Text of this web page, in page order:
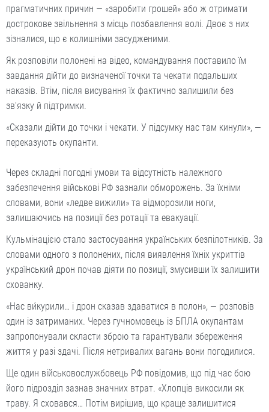
прагматичних причин — «заробити грошей» або ж отримати
дострокове звільнення з місць позбавлення волі. Двоє з них
зізналися, що є колишніми засудженими.
Як розповіли полонені на відео, командування поставило їм
завдання дійти до визначеної точки та чекати подальших
наказів. Втім, після висування їх фактично залишили без
зв’язку й підтримки.
«Сказали дійти до точки і чекати. У підсумку нас там кинули», —
переказують окупанти.
Через складні погодні умови та відсутність належного
забезпечення військові РФ зазнали обморожень. За їхніми
словами, вони «ледве вижили» та відморозили ноги,
залишаючись на позиції без ротації та евакуації.
Кульмінацією стало застосування українських безпілотників. За
словами одного з полонених, після виявлення їхніх укриттів
український дрон почав діяти по позиції, змусивши їх залишити
схованку.
«Нас ви́курили… і дрон сказав здаватися в полон», — розповів
один із затриманих. Через гучномовець із БПЛА окупантам
запропонували скласти зброю та гарантували збереження
життя у разі здачі. Після нетривалих вагань вони погодилися.
Ще один військовослужбовець РФ повідомив, що під час бою
його підрозділ зазнав значних втрат. «Хлопців викосили як
траву. Я сховався… Потім вирішив, що краще залишитися